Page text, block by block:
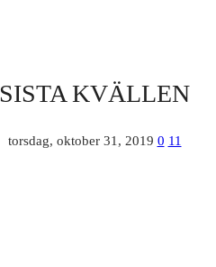
SISTA KVÄLLEN
torsdag, oktober 31, 2019 0 11